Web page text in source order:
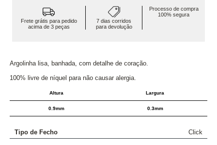
Frete grátis para pedido
acima de 3 peças
7 dias corridos
para devolução
Processo de compra
100% segura
Argolinha lisa, banhada, com detalhe de coração.
100% livre de níquel para não causar alergia.
Altura Largura
0.9mm 0.3mm
Tipo de Fecho Click